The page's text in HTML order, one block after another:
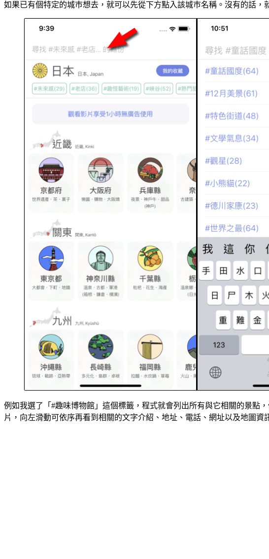
如果已有個特定的城巿想去，就可以先從下方點入該城巿名稱。沒有的話
例如我選了「#趣味博物館」這個標籤，程式就會列出所有與它相關的景點
片，向左滑動可依序再看到相關的文字介紹、地址、電話、網址以及地圖